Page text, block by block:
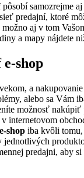
samozrejme aj
predajní, ktoré
možno aj v tom
a mapy nájdete
shop
a
alebo sa Vám
možnosť nakúpiť
internetovom
shop iba kvôli
jednotlivých
predajni, aby